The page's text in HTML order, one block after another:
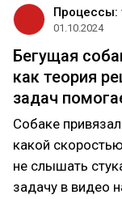
Процессы:
01.10.2024
Бегущая
как теория
задач
Собаке
какой
не слышать
задачу в видео